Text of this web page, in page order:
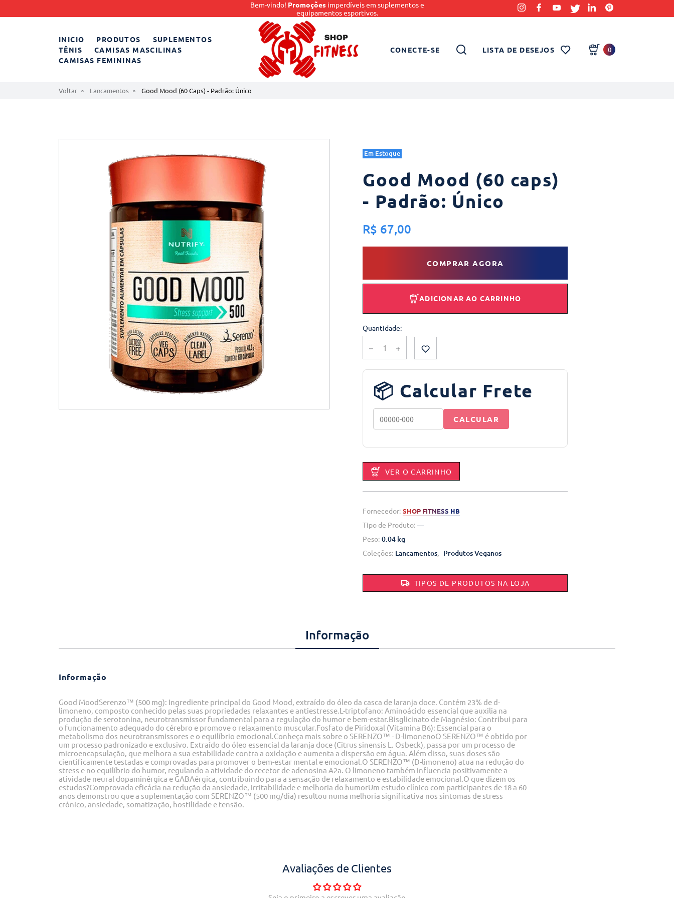
Bem-vindo! Promoçõesimperdíveis em suplementos e
equipamentos esportivos.
INICIO PRODUTOS
SUPLEMENTOS
TÊNIS
CAMISAS MASCILINAS
CAMISAS FEMININAS
CONECTE-SE LISTA DE DESEJOS 0
Voltar Lancamentos Good Mood (60 Caps) - Padrão: Único
Em Estoque
Good Mood (60 caps)
- Padrão: Único
R$ 67,00
COMPRAR AGORA
ADICIONAR AO CARRINHO
Quantidade:
📦 Calcular Frete
CALCULAR
VER O CARRINHO
Fornecedor: SHOP FITNESS HB
Tipo de Produto: —
Peso: 0.04 kg
Coleções: Lancamentos, Produtos Veganos
TIPOS DE PRODUTOS NA LOJA
Informação
Informação
Good MoodSerenzo™ (500 mg): Ingrediente principal do Good Mood, extraído do óleo da casca de laranja doce. Contém 23% de d-
limoneno, composto conhecido pelas suas propriedades relaxantes e antiestresse.L-triptofano: Aminoácido essencial que auxilia na
produção de serotonina, neurotransmissor fundamental para a regulação do humor e bem-estar.Bisglicinato de Magnésio: Contribui para
o funcionamento adequado do cérebro e promove o relaxamento muscular.Fosfato de Piridoxal (Vitamina B6): Essencial para o
metabolismo dos neurotransmissores e o equilíbrio emocional.Conheça mais sobre o SERENZO™ - D-limonenoO SERENZO™ é obtido por
um processo padronizado e exclusivo. Extraído do óleo essencial da laranja doce (Citrus sinensis L. Osbeck), passa por um processo de
microencapsulação, que melhora a sua estabilidade contra a oxidação e aumenta a dispersão em água. Além disso, suas doses são
cientificamente testadas e comprovadas para promover o bem-estar mental e emocional.O SERENZO™ (D-limoneno) atua na redução do
stress e no equilíbrio do humor, regulando a atividade do recetor de adenosina A2a. O limoneno também influencia positivamente a
atividade neural dopaminérgica e GABAérgica, contribuindo para a sensação de relaxamento e estabilidade emocional.O que dizem os
estudos?Comprovada eficácia na redução da ansiedade, irritabilidade e melhoria do humorUm estudo clínico com participantes de 18 a 60
anos demonstrou que a suplementação com SERENZO™ (500 mg/dia) resultou numa melhoria significativa nos sintomas de stress
crónico, ansiedade, somatização, hostilidade e tensão.
Avaliações de Clientes